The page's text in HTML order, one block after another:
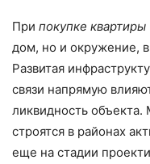
При покупке квартиры
дом, но и окружение,
Развитая
связи напрямую
ликвидность объекта.
строятся в районах
еще на стадии